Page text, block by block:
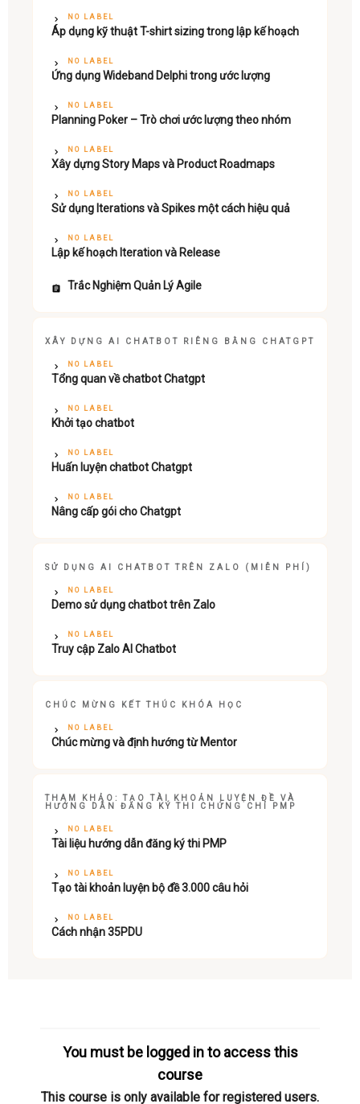
You must be logged in to access this
course
This course is only available for registered users.
NO LABEL
Áp dụng kỹ thuật T-shirt sizing trong lập kế hoạch
NO LABEL
Ứng dụng Wideband Delphi trong ước lượng
NO LABEL
Planning Poker – Trò chơi ước lượng theo nhóm
NO LABEL
Xây dựng Story Maps và Product Roadmaps
NO LABEL
Sử dụng Iterations và Spikes một cách hiệu quả
NO LABEL
Lập kế hoạch Iteration và Release
Trắc Nghiệm Quản Lý Agile
XÂY DỰNG AI CHATBOT RIÊNG BẰNG CHATGPT
NO LABEL
Tổng quan về chatbot Chatgpt
NO LABEL
Khởi tạo chatbot
NO LABEL
Huấn luyện chatbot Chatgpt
NO LABEL
Nâng cấp gói cho Chatgpt
SỬ DỤNG AI CHATBOT TRÊN ZALO (MIỄN PHÍ)
NO LABEL
Demo sử dụng chatbot trên Zalo
NO LABEL
Truy cập Zalo AI Chatbot
CHÚC MỪNG KẾT THÚC KHÓA HỌC
NO LABEL
Chúc mừng và định hướng từ Mentor
THAM KHẢO: TẠO TÀI KHOẢN LUYỆN ĐỀ VÀ
HƯỚNG DẪN ĐĂNG KÝ THI CHỨNG CHỈ PMP
NO LABEL
Tài liệu hướng dẫn đăng ký thi PMP
NO LABEL
Tạo tài khoản luyện bộ đề 3.000 câu hỏi
NO LABEL
Cách nhận 35PDU